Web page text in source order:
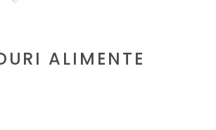
ALIMENTE